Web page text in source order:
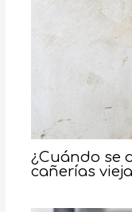
¿Cuándo se
cañerías